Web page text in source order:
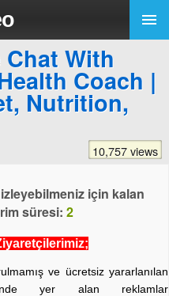
With
Coach |
Nutrition,
10,757 views
için kalan
süresi: 2
ve ücretsiz yararlanılan
yer alan reklamlar